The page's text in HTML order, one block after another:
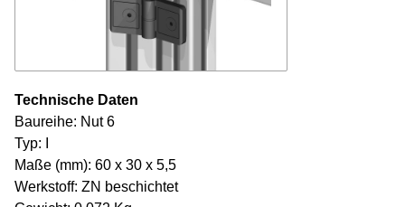
Technische Daten
Baureihe: Nut 6
Typ: I
Maße (mm): 60 x 30 x 5,5
Werkstoff: ZN beschichtet